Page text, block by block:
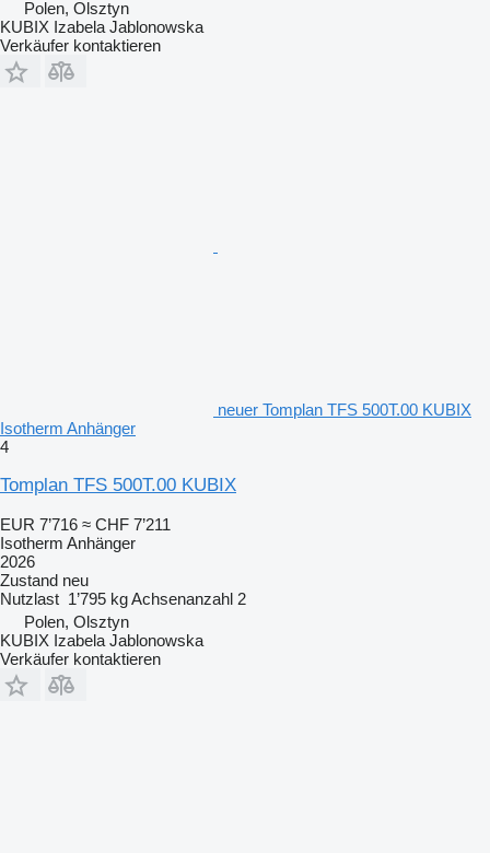
Polen, Olsztyn
KUBIX Izabela Jablonowska
Verkäufer kontaktieren
neuer Tomplan TFS 500T.00 KUBIX
Isotherm Anhänger
4
Tomplan TFS 500T.00 KUBIX
EUR 7’716 ≈ CHF 7’211
Isotherm Anhänger
2026
Zustand neu
Nutzlast 1’795 kgAchsenanzahl 2
Polen, Olsztyn
KUBIX Izabela Jablonowska
Verkäufer kontaktieren